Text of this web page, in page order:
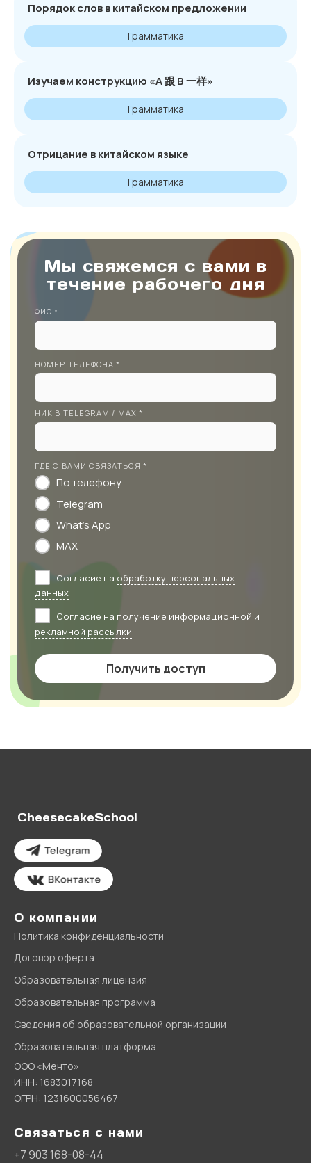
Порядок слов в китайском предложении
Грамматика
Изучаем конструкцию «А 跟 В 一样»
Грамматика
Отрицание в китайском языке
Грамматика
Мы свяжемся с вами в
течение рабочего дня
ФИО *
НОМЕР ТЕЛЕФОНА *
НИК В TELEGRAM / MAX *
ГДЕ С ВАМИ СВЯЗАТЬСЯ *
По телефону
Telegram
What's App
MAX
Согласие на обработку персональных
данных
Согласие на получение информационной и
рекламной рассылки
Получить доступ
CheesecakeSchool
О компании
Политика конфиденциальности
Договор оферта
Образовательная лицензия
Образовательная программа
Сведения об образовательной организации
Образовательная платформа
ООО «Менто»
ИНН: 1683017168
ОГРН: 1231600056467
Связаться с нами
+7 903 168-08-44